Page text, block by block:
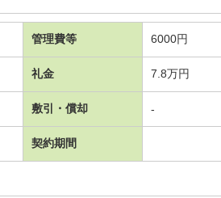
管理費等 6000円
礼金 7.8万円
敷引・償却 -
契約期間